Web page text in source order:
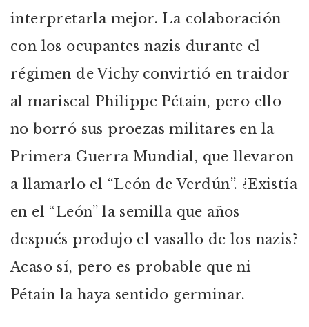
interpretarla mejor. La colaboración
con los ocupantes nazis durante el
régimen de Vichy convirtió en traidor
al mariscal Philippe Pétain, pero ello
no borró sus proezas militares en la
Primera Guerra Mundial, que llevaron
a llamarlo el “León de Verdún”. ¿Existía
en el “León” la semilla que años
después produjo el vasallo de los nazis?
Acaso sí, pero es probable que ni
Pétain la haya sentido germinar.